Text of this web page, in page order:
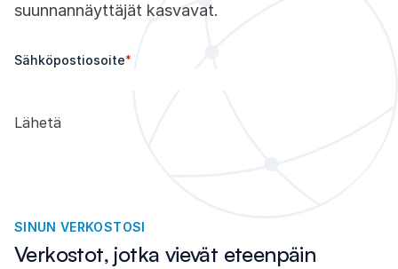
suunnannäyttäjät kasvavat.
Sähköpostiosoite*
SINUN VERKOSTOSI
Verkostot, jotka vievät eteenpäin